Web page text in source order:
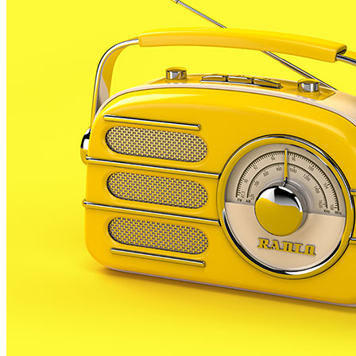
8à edició del Concurs Mosca
d’aquest concurs de música jove s’havia d’haver fet
dissabte passat, però la previsió de
plujano ho va
permetre. L’organització, però, va buscar una nova
divendres 18 de juliol
Inicialment, eren 8 els grups que havien de tocar en
el concurs. Malauradament, el canvi de data ha fet
que tres d’aquests no puguin participar. Tot i això, el
Mosca no s’atura i, a banda de la resta de
, també es duran a terme altres
al llarg del concurs per amenitzar la nit.